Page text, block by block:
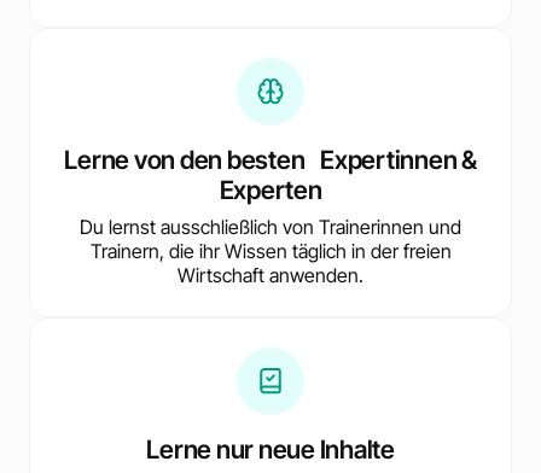
Lerne von den besten Expertinnen &
Experten
Du lernst ausschließlich von Trainerinnen und
Trainern, die ihr Wissen täglich in der freien
Wirtschaft anwenden.
Lerne nur neue Inhalte